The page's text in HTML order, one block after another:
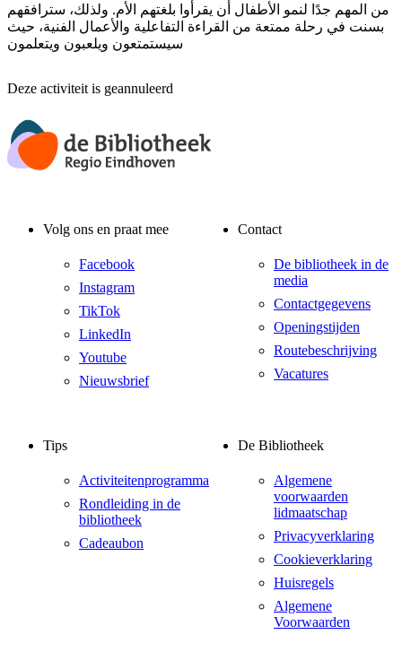
من المهم جدًا لنمو الأطفال أن يقرأوا بلغتهم الأم. ولذلك، سترافقهم
بسنت في رحلة ممتعة من القراءة التفاعلية والأعمال الفنية، حيث
سيستمتعون ويلعبون ويتعلمون
Deze activiteit is geannuleerd
Volg ons en praat mee
Facebook
Instagram
TikTok
LinkedIn
Youtube
Nieuwsbrief
Contact
De bibliotheek in de
media
Contactgegevens
Openingstijden
Routebeschrijving
Vacatures
Tips
Activiteitenprogramma
Rondleiding in de
bibliotheek
Cadeaubon
De Bibliotheek
Algemene
voorwaarden
lidmaatschap
Privacyverklaring
Cookieverklaring
Huisregels
Algemene
Voorwaarden